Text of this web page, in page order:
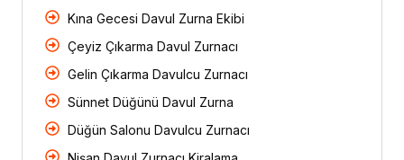
Kına Gecesi Davul Zurna Ekibi
Çeyiz Çıkarma Davul Zurnacı
Gelin Çıkarma Davulcu Zurnacı
Sünnet Düğünü Davul Zurna
Düğün Salonu Davulcu Zurnacı